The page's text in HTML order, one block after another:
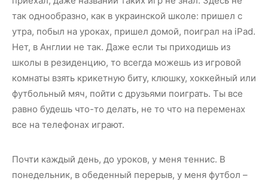
так однообразно, как в украинской школе: пришел с
утра, побыл на уроках, пришел домой, поиграл на iPad.
Нет, в Англии не так. Даже если ты приходишь из
школы в резиденцию, то всегда можешь из игровой
комнаты взять крикетную биту, клюшку, хоккейный или
футбольный мяч, пойти с друзьями поиграть. Ты все
равно будешь что-то делать, не то что на переменах
все на телефонах играют.
Почти каждый день, до уроков, у меня теннис. В
понедельник, в обеденный перерыв, у меня футбол –